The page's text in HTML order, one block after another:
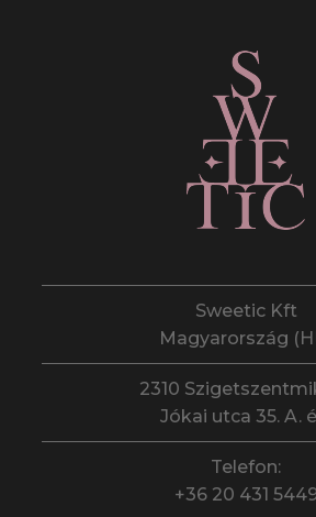
Sweetic Kft
Magyarország
2310
Jókai utca 35. A.
Telefon:
+36 20 431